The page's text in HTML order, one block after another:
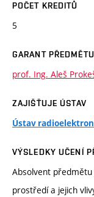
POČET KREDITŮ
5
GARANT PŘEDMĚTU
prof. Ing. Aleš
ZAJIŠŤUJE ÚSTAV
Ústav
VÝSLEDKY UČENÍ
Absolvent
prostředí a jejich